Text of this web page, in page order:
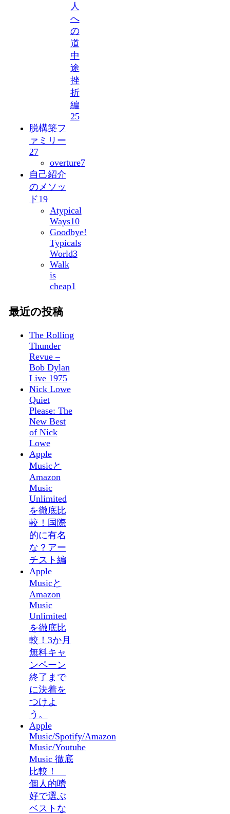
人
へ
の
道
中
途
挫
折
編
25
脱構築フ
ァミリー
27
overture7
自己紹介
のメソッ
ド19
Atypical
Ways10
Goodbye!
Typicals
World3
Walk
is
cheap1
最近の投稿
The Rolling
Thunder
Revue –
Bob Dylan
Live 1975
Nick Lowe
Quiet
Please: The
New Best
of Nick
Lowe
Apple
Musicと
Amazon
Music
Unlimited
を徹底比
較！国際
的に有名
な？アー
チスト編
Apple
Musicと
Amazon
Music
Unlimited
を徹底比
較！3か月
無料キャ
ンペーン
終了まで
に決着を
つけよ
う。
Apple
Music/Spotify/Amazon
Music/Youtube
Music 徹底
比較！
個人的嗜
好で選ぶ
ベストな